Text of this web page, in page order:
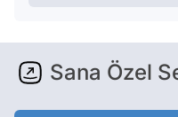
Sana Özel